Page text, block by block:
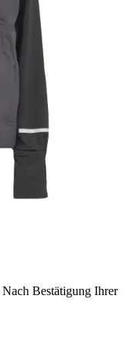
Nach Bestätigung Ihrer